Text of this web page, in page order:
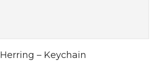
Herring – Keychain